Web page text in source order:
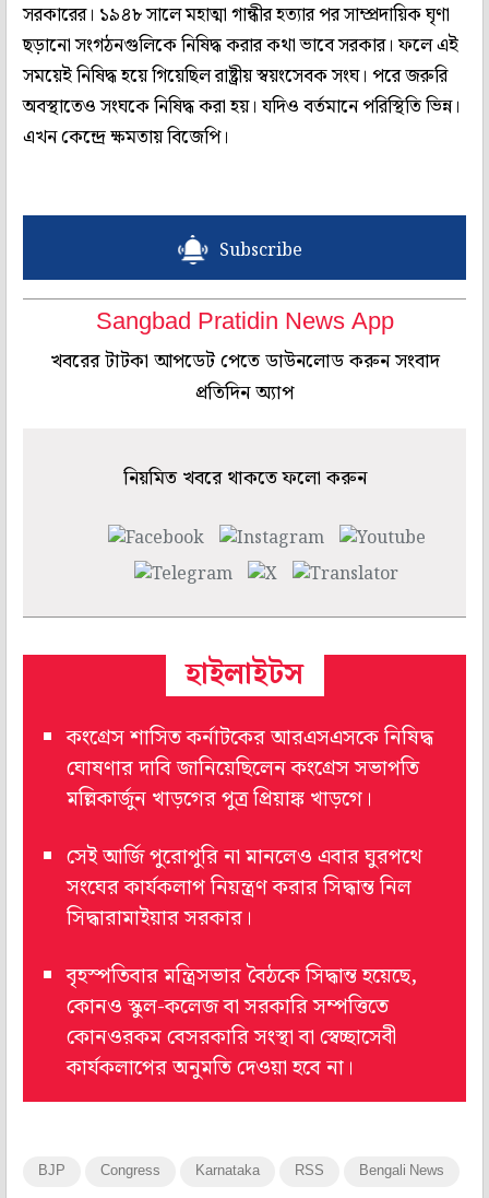
সরকারের। ১৯৪৮ সালে মহাত্মা গান্ধীর হত্যার পর সাম্প্রদায়িক ঘৃণা
ছড়ানো সংগঠনগুলিকে নিষিদ্ধ করার কথা ভাবে সরকার। ফলে এই
সময়েই নিষিদ্ধ হয়ে গিয়েছিল রাষ্ট্রীয় স্বয়ংসেবক সংঘ। পরে জরুরি
অবস্থাতেও সংঘকে নিষিদ্ধ করা হয়। যদিও বর্তমানে পরিস্থিতি ভিন্ন।
এখন কেন্দ্রে ক্ষমতায় বিজেপি।
Subscribe
Sangbad Pratidin News App
খবরের টাটকা আপডেট পেতে ডাউনলোড করুন সংবাদ
প্রতিদিন অ্যাপ
নিয়মিত খবরে থাকতে ফলো করুন
হাইলাইটস
কংগ্রেস শাসিত কর্নাটকের আরএসএসকে নিষিদ্ধ
ঘোষণার দাবি জানিয়েছিলেন কংগ্রেস সভাপতি
মল্লিকার্জুন খাড়গের পুত্র প্রিয়াঙ্ক খাড়গে।
সেই আর্জি পুরোপুরি না মানলেও এবার ঘুরপথে
সংঘের কার্যকলাপ নিয়ন্ত্রণ করার সিদ্ধান্ত নিল
সিদ্ধারামাইয়ার সরকার।
বৃহস্পতিবার মন্ত্রিসভার বৈঠকে সিদ্ধান্ত হয়েছে,
কোনও স্কুল-কলেজ বা সরকারি সম্পত্তিতে
কোনওরকম বেসরকারি সংস্থা বা স্বেচ্ছাসেবী
কার্যকলাপের অনুমতি দেওয়া হবে না।
BJP Congress Karnataka RSS Bengali News